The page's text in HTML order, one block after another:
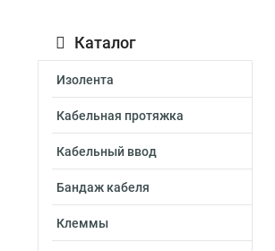
Каталог
Изолента
Кабельная протяжка
Кабельный ввод
Бандаж кабеля
Клеммы